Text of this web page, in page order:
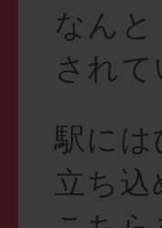
なん
されて
駅に
立ち込